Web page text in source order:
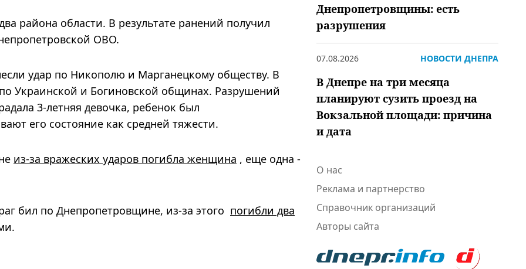
района области. В результате ранений получил
ОВО.
удар по Никополю и Марганецкому обществу. В
Украинской и Богиновской общинах. Разрушений
3-летняя девочка, ребенок был
его состояние как средней тяжести.
из-за вражеских ударов погибла женщина , еще одна -
бил по Днепропетровщине, из-за этого погибли два
Днепропетровщины: есть
разрушения
07.08.2026 НОВОСТИ ДНЕПРА
В Днепре на три месяца
планируют сузить проезд на
Вокзальной площади: причина
и дата
О нас
Реклама и партнерство
Справочник организаций
Авторы сайта